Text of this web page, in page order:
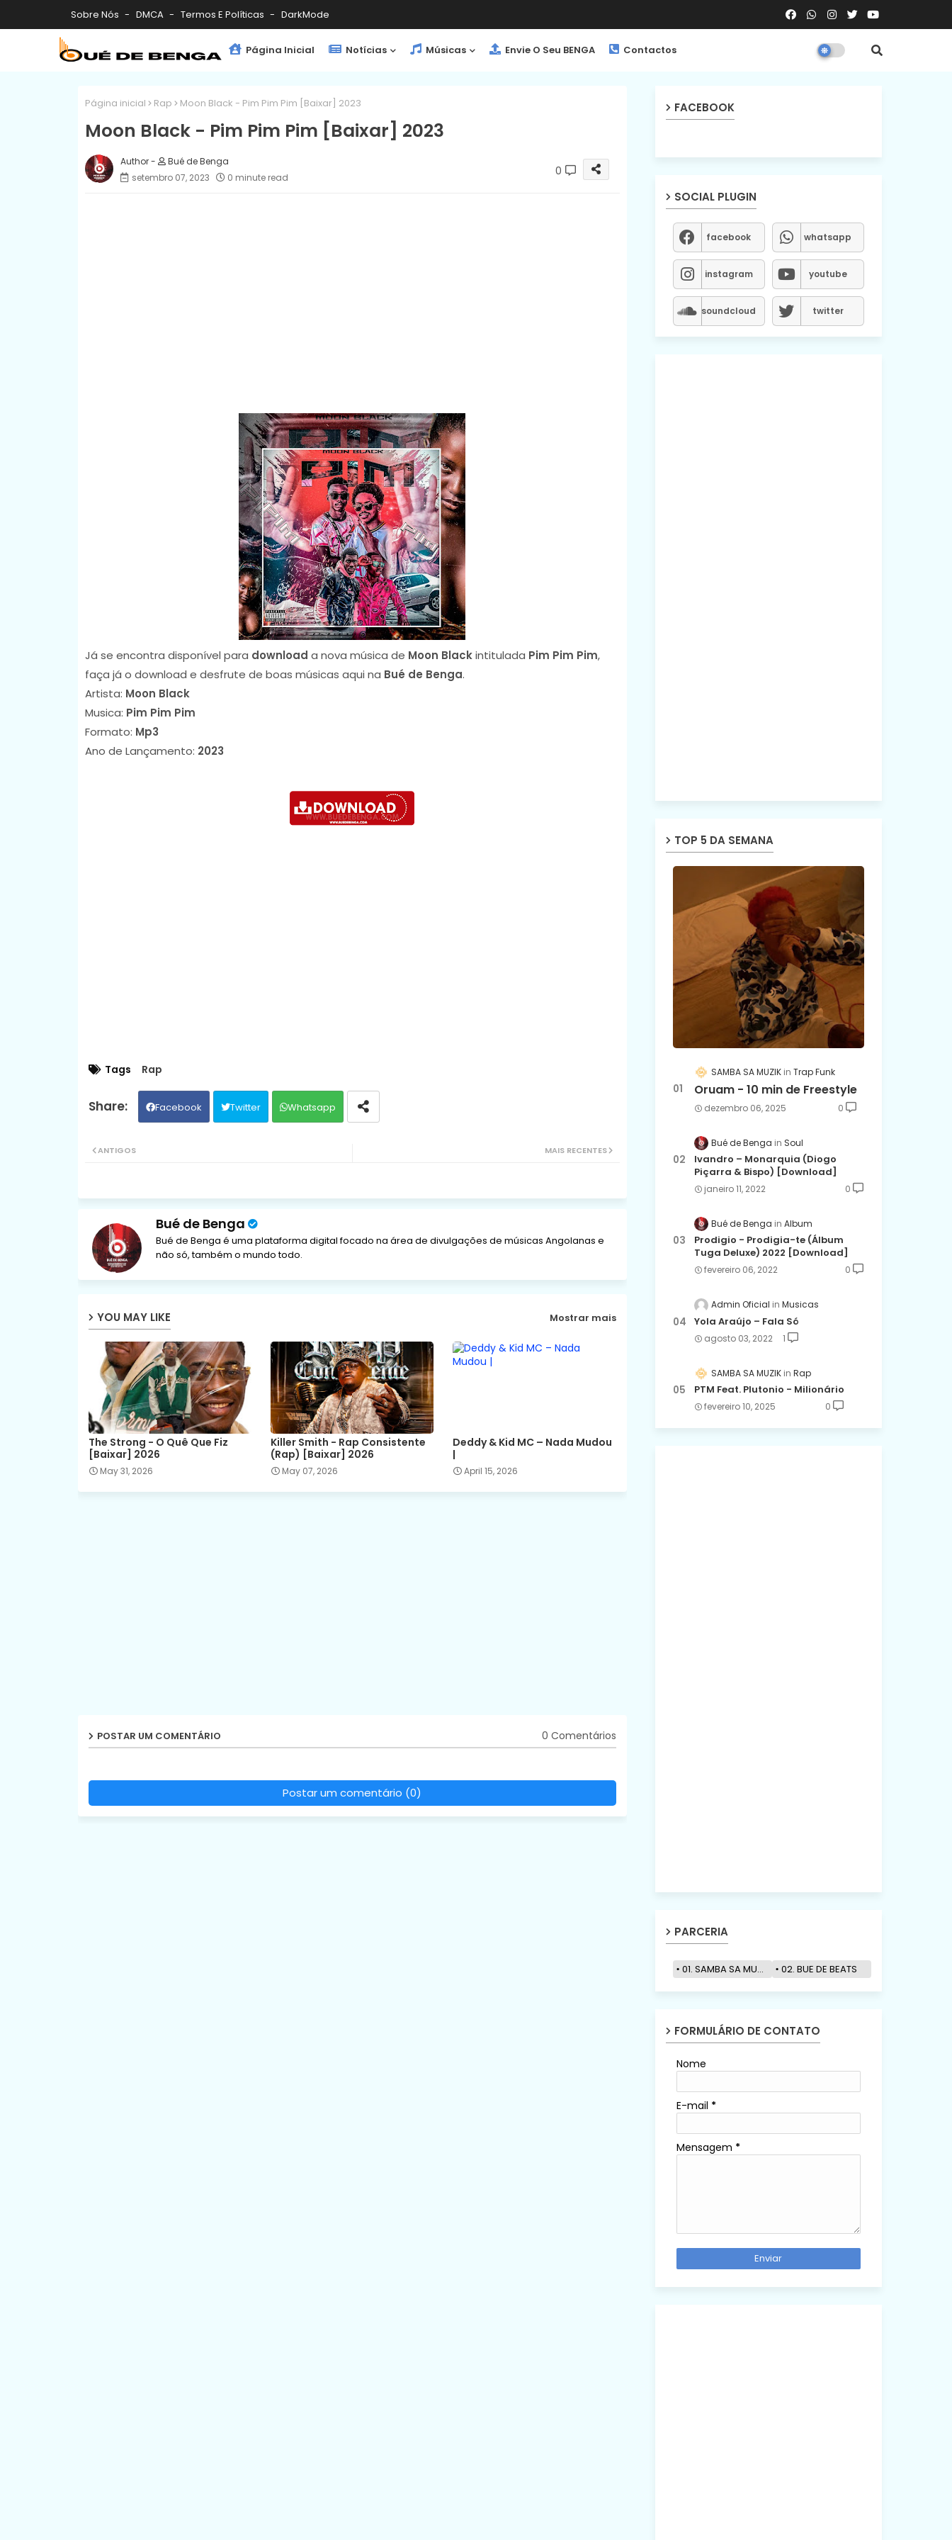
Sobre Nós DMCA Termos E Políticas DarkMode
Página Inicial Notícias Músicas Envie O Seu BENGA Contactos
Página inicial Rap Moon Black - Pim Pim Pim [Baixar] 2023
Moon Black - Pim Pim Pim [Baixar] 2023
Bué de Benga
setembro 07, 2023
0 minute read 0
Já se encontra disponível para download a nova música de Moon Blackintitulada Pim Pim Pim,
faça já o download e desfrute de boas músicas aqui na Bué de Benga.
Artista: Moon Black
Musica: Pim Pim Pim
Formato: Mp3
Ano de Lançamento: 2023
Tags Rap
Facebook Twitter Whatsapp
MAIS RECENTES
ANTIGOS
Bué de Benga
Bué de Benga é uma plataforma digital focado na área de divulgações de músicas Angolanas e
não só, também o mundo todo.
YOU MAY LIKE Mostrar mais
The Strong - O Quê Que Fiz
[Baixar] 2026
May 31, 2026
Killer Smith - Rap Consistente
(Rap) [Baixar] 2026
May 07, 2026
Deddy & Kid MC – Nada Mudou
|
April 15, 2026
POSTAR UM COMENTÁRIO 0 Comentários
Postar um comentário (0)
FACEBOOK
SOCIAL PLUGIN
facebook whatsapp
instagram youtube
soundcloud twitter
TOP 5 DA SEMANA
SAMBA SA MUZIK Trap Funk
Oruam - 10 min de Freestyle
dezembro 06, 2025 0
Bué de Benga Soul
Ivandro – Monarquia (Diogo
Piçarra & Bispo) [Download]
janeiro 11, 2022 0
Bué de Benga Album
Prodigio - Prodigia-te (Álbum
Tuga Deluxe) 2022 [Download]
fevereiro 06, 2022 0
Admin Oficial Musicas
Yola Araújo – Fala Só
agosto 03, 2022 1
SAMBA SA MUZIK Rap
PTM Feat. Plutonio - Milionário
fevereiro 10, 2025 0
PARCERIA
01. SAMBA SA MUZIK 02. BUE DE BEATS
FORMULÁRIO DE CONTATO
Nome
E-mail *
Mensagem *